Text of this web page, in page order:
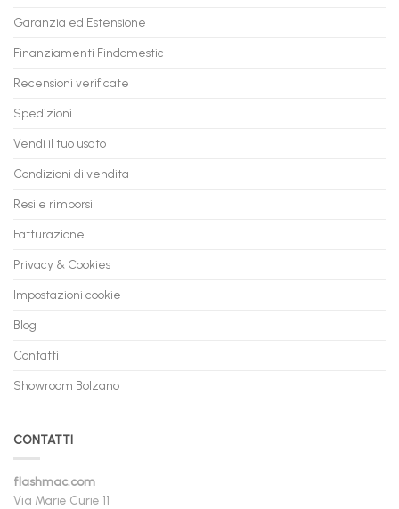
anche
a
in
con
Garanzia ed Estensione
Finanziamenti Findomestic
Recensioni verificate
Spedizioni
Vendi il tuo usato
Condizioni di vendita
Resi e rimborsi
Fatturazione
Privacy & Cookies
Impostazioni cookie
Blog
Contatti
Showroom Bolzano
CONTATTI
flashmac.com
Via Marie Curie 11